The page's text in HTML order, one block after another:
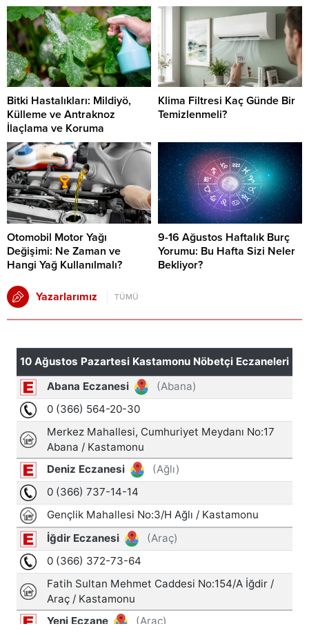
Bitki Hastalıkları: Mildiyö,
Külleme ve Antraknoz
İlaçlama ve Koruma
Klima Filtresi Kaç Günde Bir
Temizlenmeli?
Otomobil Motor Yağı
Değişimi: Ne Zaman ve
Hangi Yağ Kullanılmalı?
9-16 Ağustos Haftalık Burç
Yorumu: Bu Hafta Sizi Neler
Bekliyor?
Yazarlarımız TÜMÜ